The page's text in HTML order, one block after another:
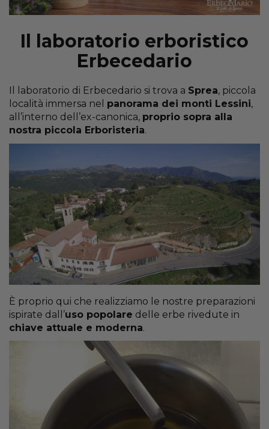
Il laboratorio erboristico
Erbecedario
Il laboratorio di Erbecedario si trova a Sprea, piccola
località immersa nel panorama dei monti Lessini,
all’interno dell’ex-canonica, proprio sopra alla
nostra piccola Erboristeria.
È proprio qui che realizziamo le nostre preparazioni
ispirate dall’uso popolare delle erbe rivedute in
chiave attuale e moderna.